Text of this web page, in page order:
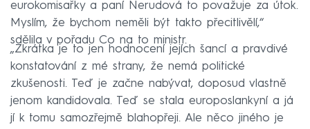
eurokomisařky a paní Nerudová to považuje za útok.
Myslím, že bychom neměli být takto přecitlivělí,“
sdělila v pořadu Co na to ministr.
„Zkrátka je to jen hodnocení jejích šancí a pravdivé
konstatování z mé strany, že nemá politické
zkušenosti. Teď je začne nabývat, doposud vlastně
jenom kandidovala. Teď se stala europoslankyní a já
jí k tomu samozřejmě blahopřeji. Ale něco jiného je